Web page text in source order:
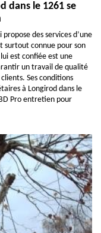
dans le 1261 se
des services d’une
surtout connue pour son
est confiée est une
un travail de qualité
Ses conditions
à Longirod dans le
Pro entretien pour